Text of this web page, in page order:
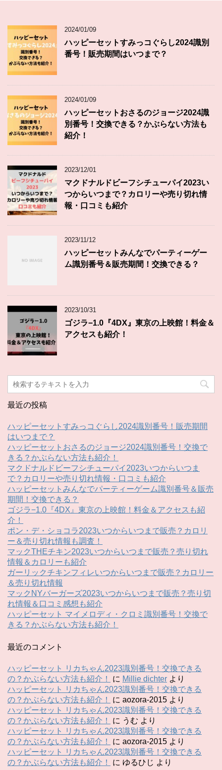
2024/01/09
ハッピーセットすみっコぐらし2024識別
番号！販売期間はいつまで？
2024/01/09
ハッピーセットおさるのジョージ2024識
別番号！交換できる？かぶらない方法も
紹介！
2023/12/01
マクドナルドビーフシチューパイ2023い
つからいつまで？カロリーや売り切れ情
報・口コミも紹介
2023/11/12
ハッピーセットみんなでパーティーゲー
ム識別番号＆販売期間！交換できる？
2023/10/31
ゴジラ−1.0『4DX』東京の上映館！料金＆
アクセスも紹介！
最近の投稿
ハッピーセットすみっコぐらし2024識別番号！販売期間
はいつまで？
ハッピーセットおさるのジョージ2024識別番号！交換で
きる？かぶらない方法も紹介！
マクドナルドビーフシチューパイ2023いつからいつま
で？カロリーや売り切れ情報・口コミも紹介
ハッピーセットみんなでパーティーゲーム識別番号＆販売
期間！交換できる？
ゴジラ−1.0『4DX』東京の上映館！料金＆アクセスも紹
介！
ポン・デ・ショコラ2023いつからいつまで販売？カロリ
ー＆売り切れ情報も調査！
マックTHEチキン2023いつからいつまで販売？売り切れ
情報＆カロリーも紹介
ガーリックチキンフィレいつからいつまで販売？カロリー
＆売り切れ情報
マックNYバーガーズ2023いつからいつまで販売？売り切
れ情報＆口コミ感想も紹介
ハッピーセット マイメロディ・クロミ識別番号！交換で
きる？かぶらない方法も紹介！
最近のコメント
ハッピーセット リカちゃん2023識別番号！交換できる
の？かぶらない方法も紹介！
に Millie dichter より
ハッピーセット リカちゃん2023識別番号！交換できる
の？かぶらない方法も紹介！
に aozora-2015 より
ハッピーセット リカちゃん2023識別番号！交換できる
の？かぶらない方法も紹介！
に うむ より
ハッピーセット リカちゃん2023識別番号！交換できる
の？かぶらない方法も紹介！
に aozora-2015 より
ハッピーセット リカちゃん2023識別番号！交換できる
の？かぶらない方法も紹介！
に ゆるひじ より